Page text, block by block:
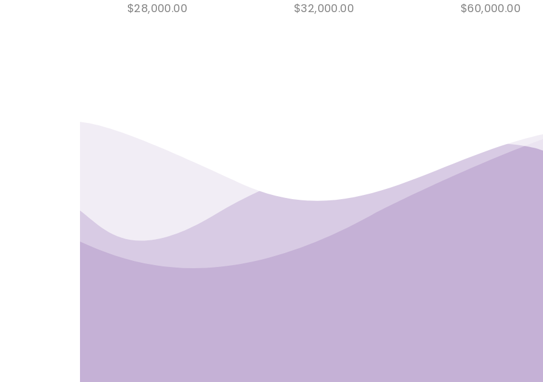
$28,000.00 $32,000.00 $60,000.00